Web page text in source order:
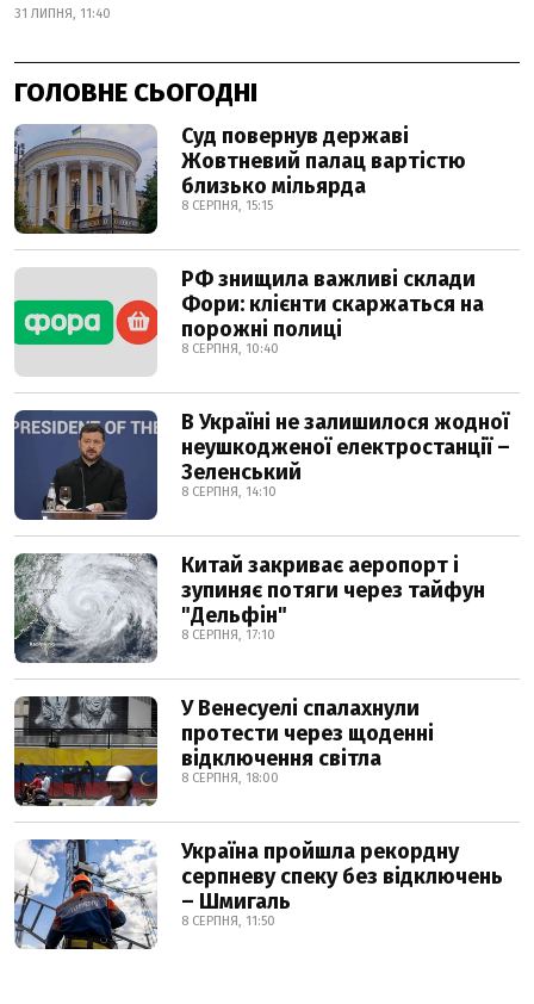
31 ЛИПНЯ, 11:40
ГОЛОВНЕ СЬОГОДНІ
Суд повернув державі
Жовтневий палац вартістю
близько мільярда
8 СЕРПНЯ, 15:15
РФ знищила важливі склади
Фори: клієнти скаржаться на
порожні полиці
8 СЕРПНЯ, 10:40
В Україні не залишилося жодної
неушкодженої електростанції –
Зеленський
8 СЕРПНЯ, 14:10
Китай закриває аеропорт і
зупиняє потяги через тайфун
"Дельфін"
8 СЕРПНЯ, 17:10
У Венесуелі спалахнули
протести через щоденні
відключення світла
8 СЕРПНЯ, 18:00
Україна пройшла рекордну
серпневу спеку без відключень
– Шмигаль
8 СЕРПНЯ, 11:50